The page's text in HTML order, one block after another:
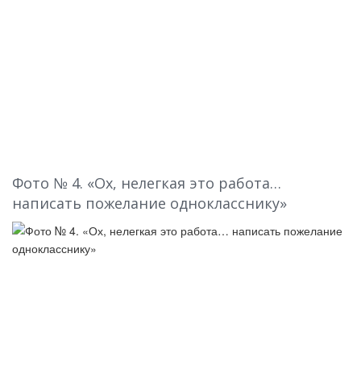
Фото № 4. «Ох, нелегкая это работа…
написать пожелание однокласснику»